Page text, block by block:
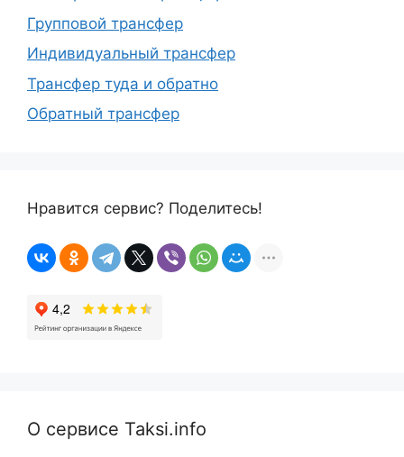
Групповой трансфер
Индивидуальный трансфер
Трансфер туда и обратно
Обратный трансфер
Нравится сервис? Поделитесь!
О сервисе Taksi.info